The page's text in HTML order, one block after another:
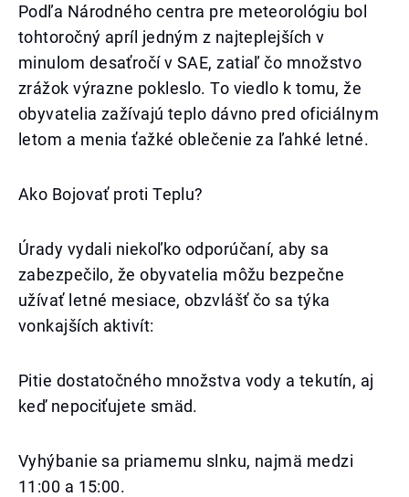
Podľa Národného centra pre meteorológiu bol
tohtoročný apríl jedným z najteplejších v
minulom desaťročí v SAE, zatiaľ čo množstvo
zrážok výrazne pokleslo. To viedlo k tomu, že
obyvatelia zažívajú teplo dávno pred oficiálnym
letom a menia ťažké oblečenie za ľahké letné.
Ako Bojovať proti Teplu?
Úrady vydali niekoľko odporúčaní, aby sa
zabezpečilo, že obyvatelia môžu bezpečne
užívať letné mesiace, obzvlášť čo sa týka
vonkajších aktivít:
Pitie dostatočného množstva vody a tekutín, aj
keď nepociťujete smäd.
Vyhýbanie sa priamemu slnku, najmä medzi
11:00 a 15:00.